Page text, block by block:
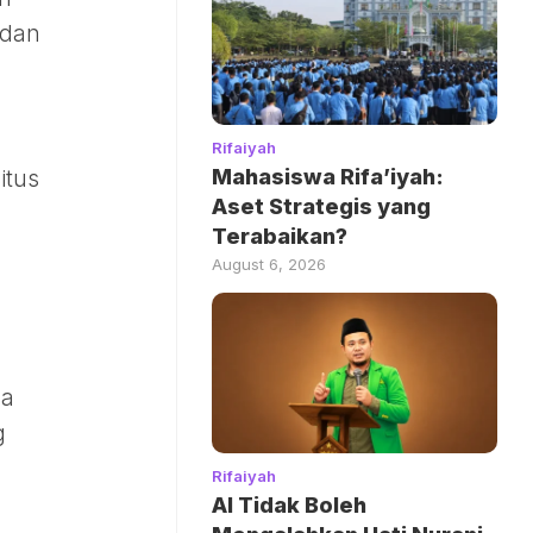
Rifaiyah
Mahasiswa Rifa’iyah:
Aset Strategis yang
Terabaikan?
August 6, 2026
Rifaiyah
AI Tidak Boleh